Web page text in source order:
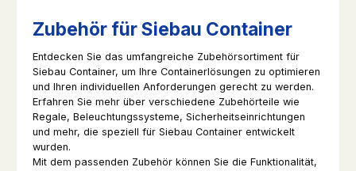
Zubehör für Siebau Container
Entdecken Sie das umfangreiche Zubehörsortiment für
Siebau Container, um Ihre Containerlösungen zu optimieren
und Ihren individuellen Anforderungen gerecht zu werden.
Erfahren Sie mehr über verschiedene Zubehörteile wie
Regale, Beleuchtungssysteme, Sicherheitseinrichtungen
und mehr, die speziell für Siebau Container entwickelt
wurden.
Mit dem passenden Zubehör können Sie die Funktionalität,